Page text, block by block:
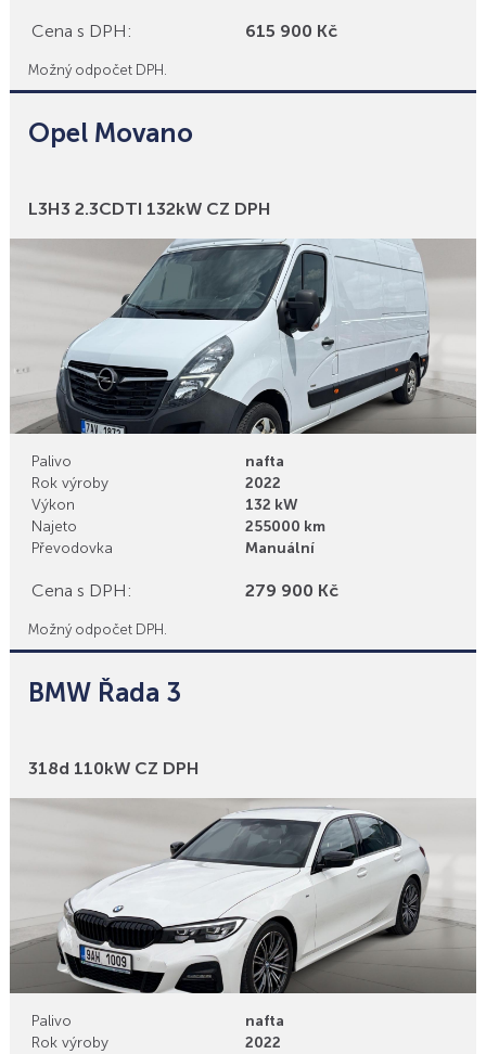
Cena s DPH: 615 900 Kč
Možný odpočet DPH.
Opel Movano
Bonusy
L3H3 2.3CDTI 132kW CZ DPH
Palivo
nafta
Rok výroby
2022
Výkon
132 kW
Najeto
255000 km
Převodovka
Manuální
Cena s DPH: 279 900 Kč
Možný odpočet DPH.
BMW Řada 3
Bonusy
318d 110kW CZ DPH
Palivo
nafta
Rok výroby
2022